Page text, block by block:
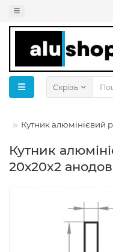
Скрізь
Кутник алюмінієвий
Кутник
20х20x2